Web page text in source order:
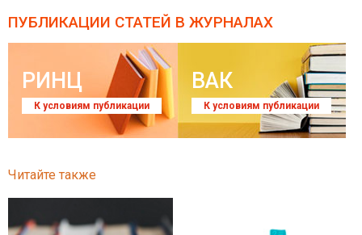
ПУБЛИКАЦИИ СТАТЕЙ В ЖУРНАЛАХ
РИНЦ
К условиям публикации
ВАК
К условиям публикации
Читайте также